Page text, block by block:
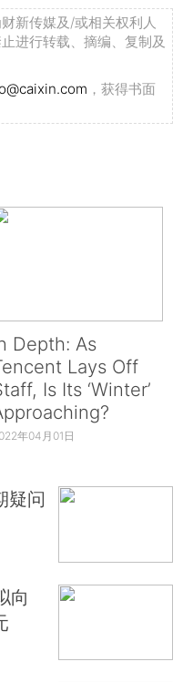
新传媒及/或相关权利人
进行转载、摘编、复制及
，获得书面
Depth: As
Lays Off
Is Its ‘Winter’
年04月01日
疑问
向